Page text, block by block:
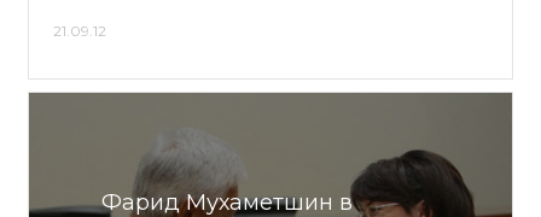
21.09.12
Фарид Мухаметшин в